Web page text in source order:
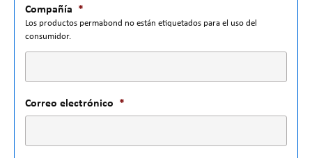
Compañía *
Los productos permabond no están etiquetados para el uso del
consumidor.
Correo electrónico *